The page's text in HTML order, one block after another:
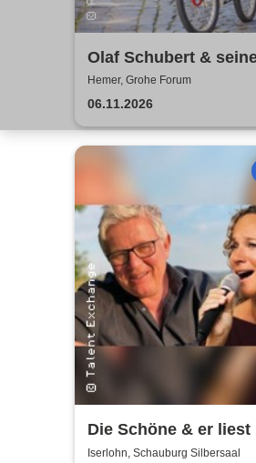
Olaf Schubert &
Freunde - Jetzt oder
Hemer, Grohe Forum
06.11.2026
Die Schöne & er liest
Iserlohn, Schauburg Silbersaal